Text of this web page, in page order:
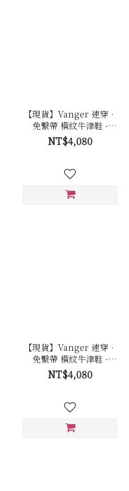
【現貨】Vanger 速穿．
免繫帶 橫紋牛津鞋 -
Va301棕
NT$4,080
【現貨】Vanger 速穿．
免繫帶 橫紋牛津鞋 -
Va301黑
NT$4,080